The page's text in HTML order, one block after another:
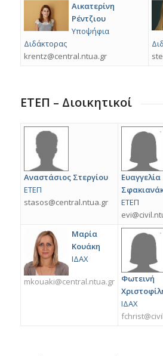
Αικατερίνη
Ρέντζιου
Υποψήφια
Διδάκτορας
krentz@central.ntua.gr
ΕΤΕΠ – Διοικητικοί
Αναστάσιος Στεργίου
ΕΤΕΠ
stasos@central.ntua.gr
Ευαγγελία
ΕΤΕΠ
Μαρία
Κουάκη
ΙΔΑΧ
mkouaki@central.ntua.gr
Φωτεινή
ΙΔΑΧ